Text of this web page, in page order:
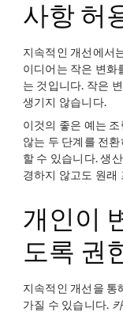
사항 허
지속적인 개선에서
이디어는 작은 변화
는 것입니다. 작은
생기지 않습니다.
이것의 좋은 예는
않는 두 단계를 전
할 수 있습니다. 생
경하지 않고도 원래
개인이
도록 권
지속적인 개선을 통
가질 수 있습니다.